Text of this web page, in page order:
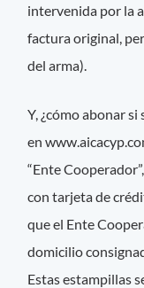
intervenida por la
factura original,
del arma).
Y, ¿cómo abonar
en
“Ente
con tarjeta de
que el Ente
domicilio
Estas estampillas